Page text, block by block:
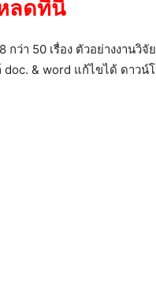
ลดที่นี่
กว่า 50 เรื่อง ตัวอย่างงานวิจั
doc. & word แก้ไขได้ ดาวน์